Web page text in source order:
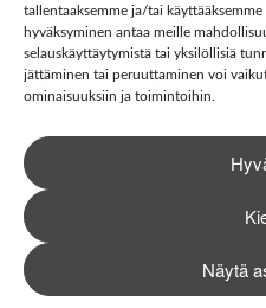
tallentaaksemme ja/tai
hyväksyminen antaa meille
selauskäyttäytymistä tai yksilöllisiä
jättäminen tai peruuttaminen voi
ominaisuuksiin ja toimintoihin.
Näytä